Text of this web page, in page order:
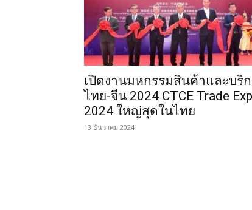
เปิดงานมหกรรมสินค้าและบริ
ไทย-จีน 2024 CTCE Trade
2024 ใหญ่สุดในไทย
13 ธันวาคม 2024